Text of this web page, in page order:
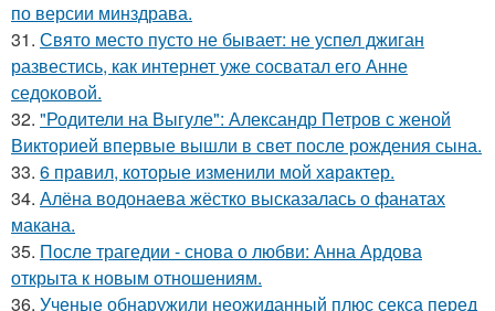
по версии минздрава.
31. Свято место пусто не бывает: не успел джиган
развестись, как интернет уже сосватал его Анне
седоковой.
32. "Родители на Выгуле": Александр Петров с женой
Викторией впервые вышли в свет после рождения сына.
33. 6 прaвил, которые изменили мой хaрaктер.
34. Алёна водонаева жёстко высказалась о фанатах
макана.
35. После трагедии - снова о любви: Анна Ардова
открыта к новым отношениям.
36. Ученые обнаружили неожиданный плюс секса перед